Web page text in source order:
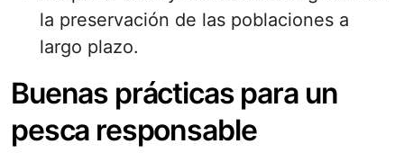
la preservación de las poblaciones a
largo plazo.
Buenas prácticas para un
pesca responsable